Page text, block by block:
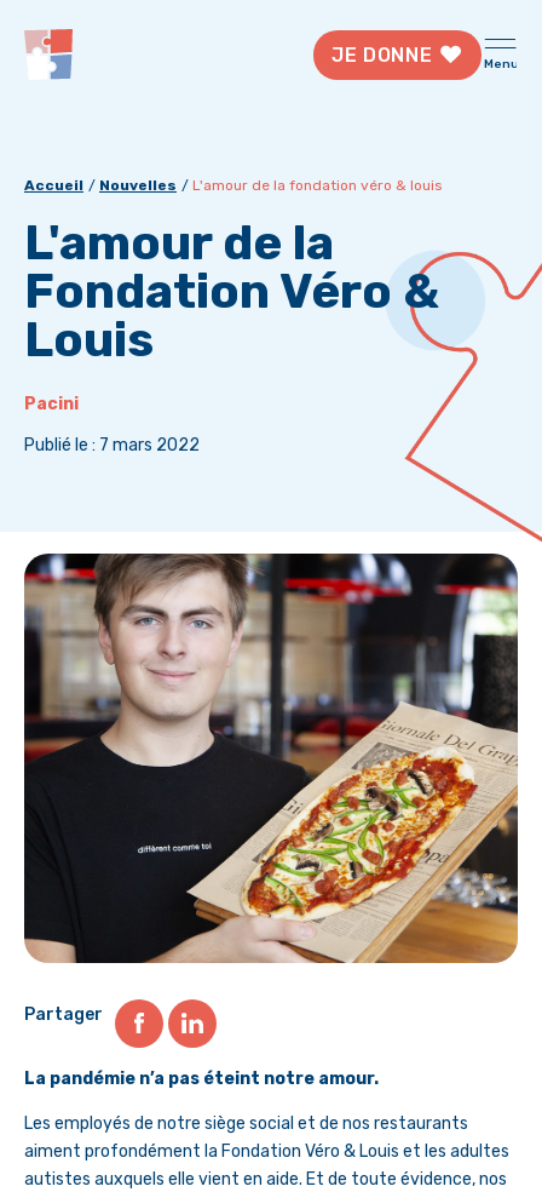
JE DONNE Menu
Accueil Nouvelles L'amour de la fondation véro & louis
L'amour de la
Fondation Véro &
Louis
Pacini
Publié le : 7 mars 2022
Partager
La pandémie n’a pas éteint notre amour.
Les employés de notre siège social et de nos restaurants
aiment profondément la Fondation Véro & Louis et les adultes
autistes auxquels elle vient en aide. Et de toute évidence, nos